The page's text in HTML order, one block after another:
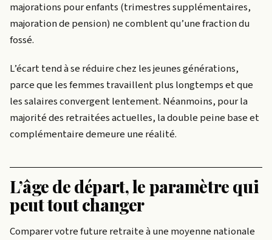
majorations pour enfants (trimestres supplémentaires,
majoration de pension) ne comblent qu’une fraction du
fossé.
L’écart tend à se réduire chez les jeunes générations,
parce que les femmes travaillent plus longtemps et que
les salaires convergent lentement. Néanmoins, pour la
majorité des retraitées actuelles, la double peine base et
complémentaire demeure une réalité.
L’âge de départ, le paramètre qui
peut tout changer
Comparer votre future retraite à une moyenne nationale